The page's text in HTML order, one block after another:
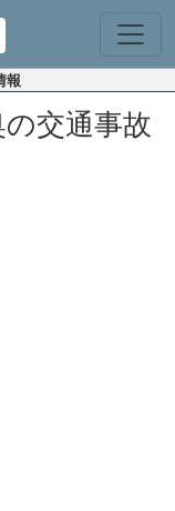
報
交通事故